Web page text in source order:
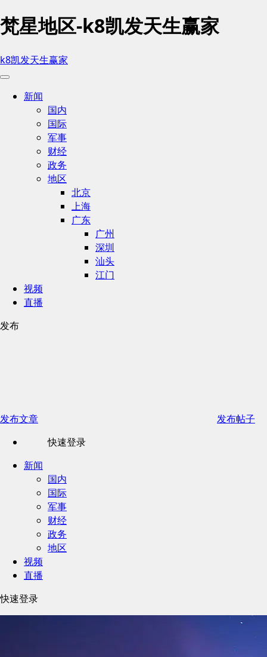
梵星地区-k8凯发天生赢家
k8凯发天生赢家
新闻
国内
国际
军事
财经
政务
地区
北京
上海
广东
广州
深圳
汕头
江门
视频
直播
发布
发布文章
发布帖子
快速登录
新闻
国内
国际
军事
财经
政务
地区
视频
直播
快速登录